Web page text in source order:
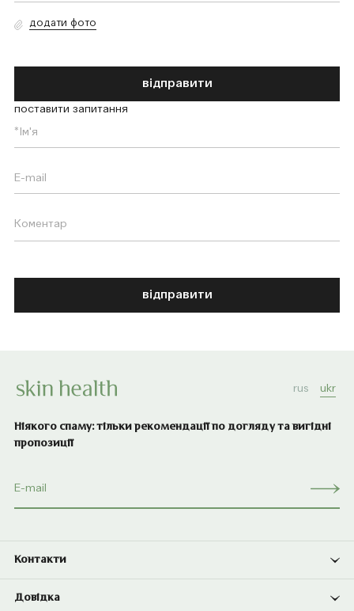
додати фото
відправити
поставити запитання
відправити
rus ukr
Ніякого спаму: тільки рекомендації по догляду та вигідні
пропозиції
Контакти
Довідка